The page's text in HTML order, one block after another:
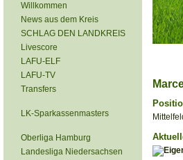
Willkommen
News aus dem Kreis
SCHLAG DEN LANDKREIS
Livescore
LAFU-ELF
LAFU-TV
Transfers
LK-Sparkassenmasters
Oberliga Hamburg
Landesliga Niedersachsen